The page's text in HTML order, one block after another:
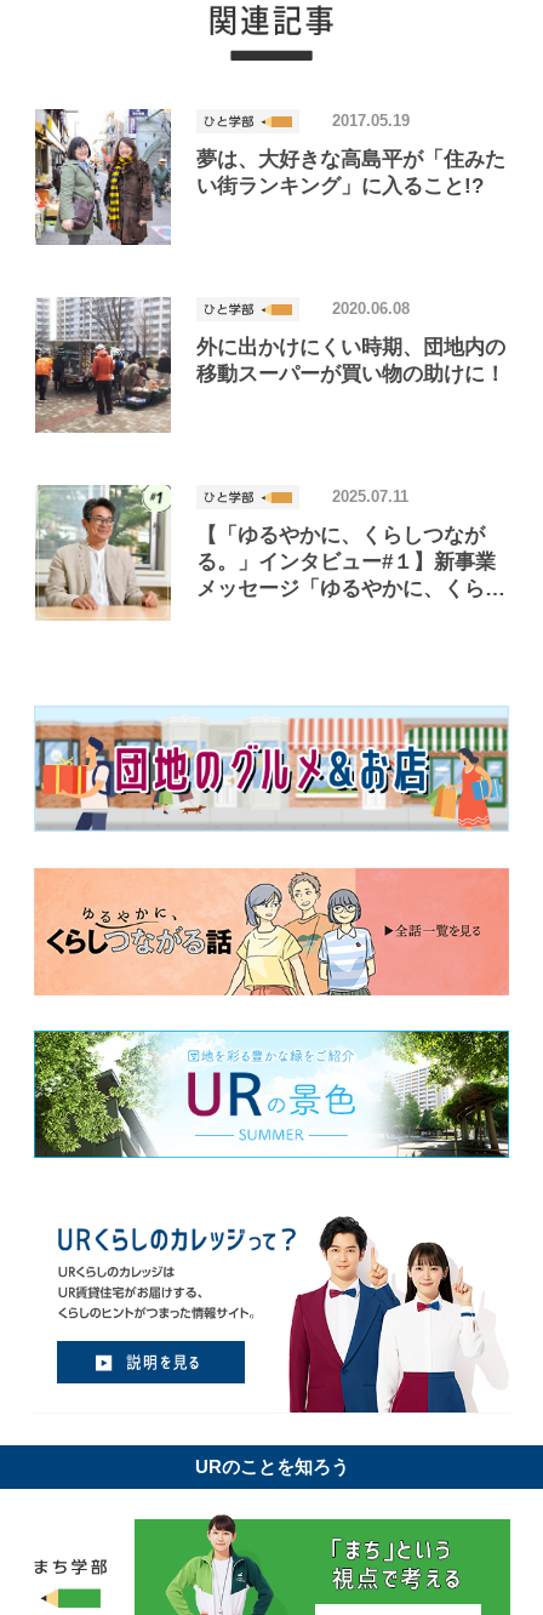
夢は、大好きな高島平が「住みた
い街ランキング」に入ること!?
2017.05.19
外に出かけにくい時期、団地内の
移動スーパーが買い物の助けに！
2020.06.08
【「ゆるやかに、くらしつなが
る。」インタビュー#１】新事業
メッセージ「ゆるやかに、くらし
2025.07.11
URのことを知ろう